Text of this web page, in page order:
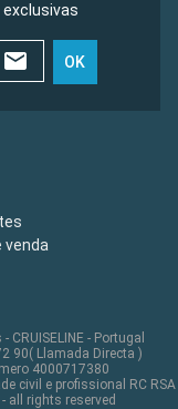
OK
venda
- Portugal
90( Llamada Directa )
4000717380
civil e profissional RC RSA
all rights reserved